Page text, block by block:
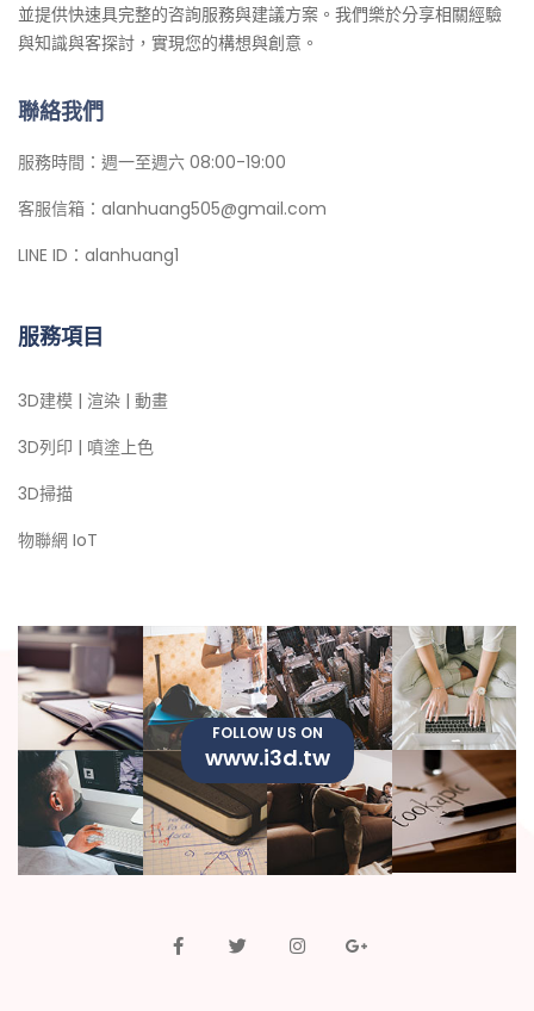
並提供快速具完整的咨詢服務與建議方案。我們樂於分享相關經驗
與知識與客探討，實現您的構想與創意。
聯絡我們
服務時間：週一至週六 08:00-19:00
客服信箱：alanhuang505@gmail.com
LINE ID：alanhuang1
服務項目
3D建模 | 渲染 | 動畫
3D列印 | 噴塗上色
3D掃描
物聯網 IoT
FOLLOW US ON
www.i3d.tw